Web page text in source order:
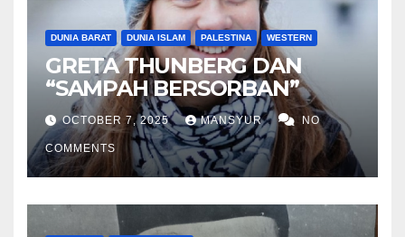
DUNIA BARAT DUNIA ISLAM PALESTINA WESTERN
GRETA THUNBERG DAN
“SAMPAH BERSORBAN”
OCTOBER 7, 2025 MANSYUR NO
COMMENTS